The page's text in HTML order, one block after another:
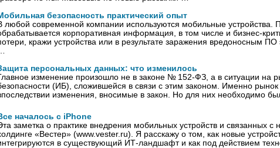
безопасность практический опыт
любой современной компании используются мобильные устройства.
корпоративная информация, в том числе и бизнес-
кражи устройства или в результате заражения вредоносным
персональных данных: что изменилось
изменение произошло не в законе № 152‑ФЗ, а в ситуации на
(ИБ), сложившейся в связи с этим законом. Именно
изменения, вносимые в закон. Но для них необходимо
началось с iPhone
заметка о практике внедрения мобильных устройств и связанных с
«Вестер» (www.vester.ru). Я расскажу о том, как новые
в существующий ИТ-ландшафт и как под действием